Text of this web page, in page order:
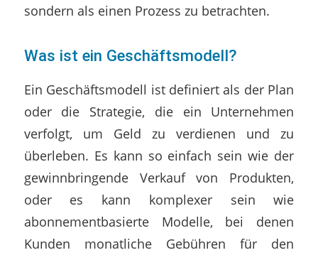
sondern als einen Prozess zu betrachten.
Was ist ein Geschäftsmodell?
Ein Geschäftsmodell ist definiert als der Plan
oder die Strategie, die ein Unternehmen
verfolgt, um Geld zu verdienen und zu
überleben. Es kann so einfach sein wie der
gewinnbringende Verkauf von Produkten,
oder es kann komplexer sein wie
abonnementbasierte Modelle, bei denen
Kunden monatliche Gebühren für den